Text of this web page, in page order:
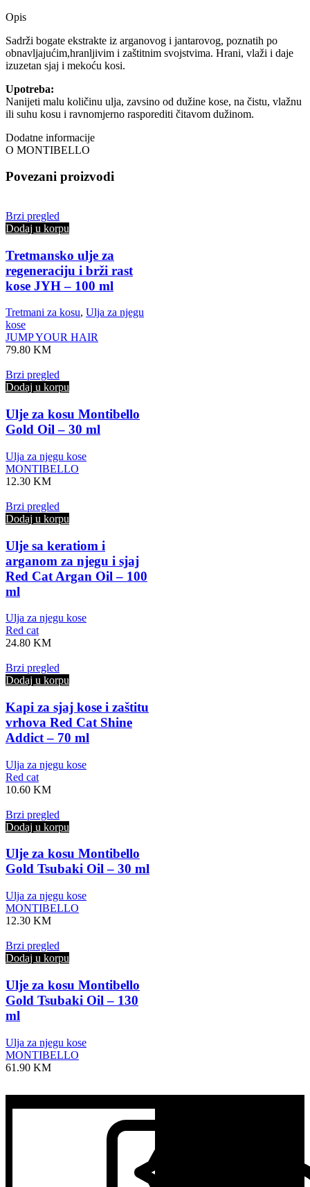
količina
Opis
Sadrži bogate ekstrakte iz arganovog i jantarovog, poznatih po
obnavljajućim,hranljivim i zaštitnim svojstvima. Hrani, vlaži i daje
izuzetan sjaj i mekoću kosi.
Upotreba:
Nanijeti malu količinu ulja, zavsino od dužine kose, na čistu, vlažnu
ili suhu kosu i ravnomjerno rasporediti čitavom dužinom.
Dodatne informacije
O MONTIBELLO
Povezani proizvodi
Brzi pregled
Dodaj u korpu
Tretmansko ulje za
regeneraciju i brži rast
kose JYH – 100 ml
Tretmani za kosu, Ulja za njegu
kose
JUMP YOUR HAIR
79.80 KM
Brzi pregled
Dodaj u korpu
Ulje za kosu Montibello
Gold Oil – 30 ml
Ulja za njegu kose
MONTIBELLO
12.30 KM
Brzi pregled
Dodaj u korpu
Ulje sa keratiom i
arganom za njegu i sjaj
Red Cat Argan Oil – 100
ml
Ulja za njegu kose
Red cat
24.80 KM
Brzi pregled
Dodaj u korpu
Kapi za sjaj kose i zaštitu
vrhova Red Cat Shine
Addict – 70 ml
Ulja za njegu kose
Red cat
10.60 KM
Brzi pregled
Dodaj u korpu
Ulje za kosu Montibello
Gold Tsubaki Oil – 30 ml
Ulja za njegu kose
MONTIBELLO
12.30 KM
Brzi pregled
Dodaj u korpu
Ulje za kosu Montibello
Gold Tsubaki Oil – 130
ml
Ulja za njegu kose
MONTIBELLO
61.90 KM